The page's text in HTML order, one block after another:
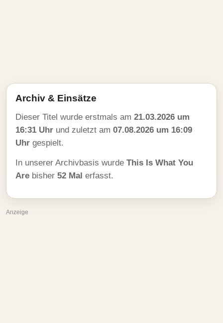
Archiv & Einsätze
Dieser Titel wurde erstmals am 21.03.2026 um
16:31 Uhr und zuletzt am 07.08.2026 um 16:09
Uhr gespielt.
In unserer Archivbasis wurde This Is What You
Are bisher 52 Mal erfasst.
Anzeige